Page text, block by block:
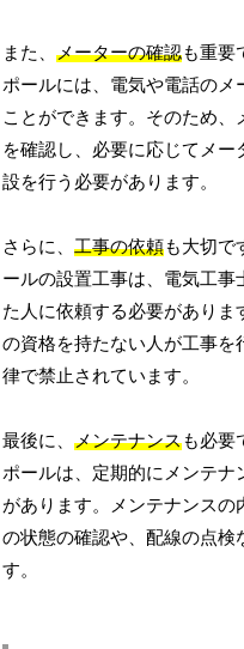
また、メーターの確認も重要
ポールには、電気や電話のメ
ことができます。そのため、
を確認し、必要に応じてメー
設を行う必要があります。
さらに、工事の依頼も大切で
ールの設置工事は、電気工事
た人に依頼する必要がありま
の資格を持たない人が工事を
律で禁止されています。
最後に、メンテナンスも必要
ポールは、定期的にメンテナ
があります。メンテナンスの
の状態の確認や、配線の点検
す。